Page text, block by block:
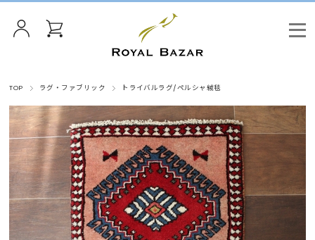
TOP ラグ・ファブリック トライバルラグ/ペルシャ絨毯